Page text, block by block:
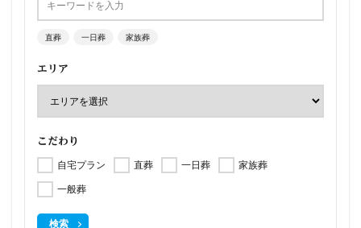
直葬 一日葬 家族葬
エリア
こだわり
自宅プラン 直葬 一日葬
家族葬
一般葬
検索